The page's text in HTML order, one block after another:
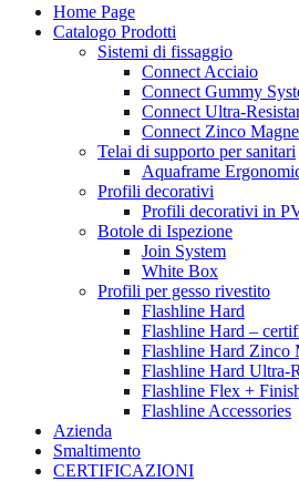
Home Page
Catalogo Prodotti
Sistemi di fissaggio
Connect Acciaio
Connect Gummy
Connect Ultra-
Connect Zinco
Telai di supporto per sanitari
Aquaframe
Profili decorativi
Profili decorativi in
Botole di Ispezione
Join System
White Box
Profili per gesso rivestito
Flashline Hard
Flashline Hard –
Flashline Hard Zinco
Flashline Hard Ultra-
Flashline Flex +
Flashline Accessories
Azienda
Smaltimento
CERTIFICAZIONI